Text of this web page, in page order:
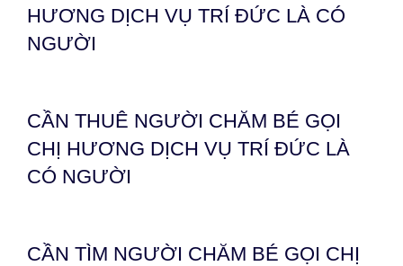
HƯƠNG DỊCH VỤ TRÍ ĐỨC LÀ CÓ
NGƯỜI
CẦN THUÊ NGƯỜI CHĂM BÉ GỌI
CHỊ HƯƠNG DỊCH VỤ TRÍ ĐỨC LÀ
CÓ NGƯỜI
CẦN TÌM NGƯỜI CHĂM BÉ GỌI CHỊ